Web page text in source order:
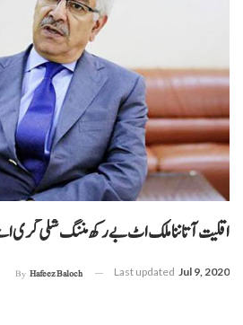
اقلیت آتا ننا ملک اٹ بے رکھ مننگ شکی
By Hafeez Baloch Last updated Jul 9, 2020